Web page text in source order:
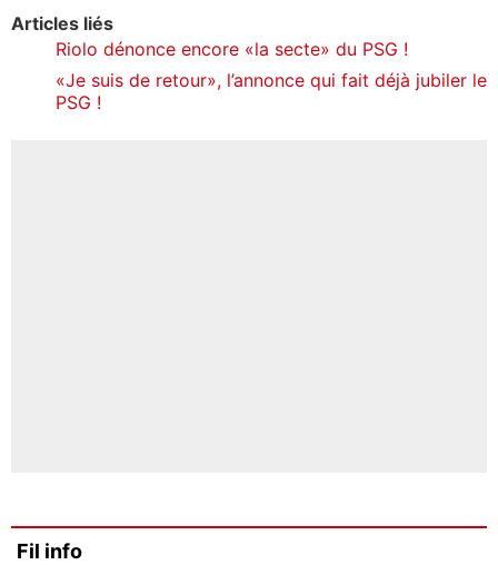
Articles liés
Riolo dénonce encore «la secte» du PSG !
«Je suis de retour», l’annonce qui fait déjà jubiler le
PSG !
Fil info